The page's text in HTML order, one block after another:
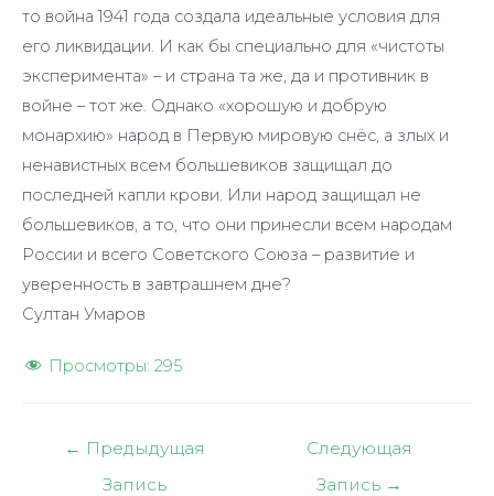
то война 1941 года создала идеальные условия для
его ликвидации. И как бы специально для «чистоты
эксперимента» – и страна та же, да и противник в
войне – тот же. Однако «хорошую и добрую
монархию» народ в Первую мировую снёс, а злых и
ненавистных всем большевиков защищал до
последней капли крови. Или народ защищал не
большевиков, а то, что они принесли всем народам
России и всего Советского Союза – развитие и
уверенность в завтрашнем дне?
Султан Умаров
Просмотры: 295
Навигация
← Предыдущая
Запись
Следующая
Запись →